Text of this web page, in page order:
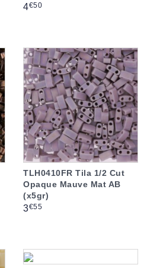
Prix
4€50
TLH0410FR Tila 1/2 Cut
Opaque Mauve Mat AB
(x5gr)
Prix
3€55